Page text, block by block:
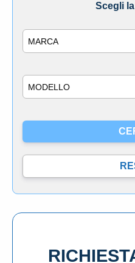
Scegli